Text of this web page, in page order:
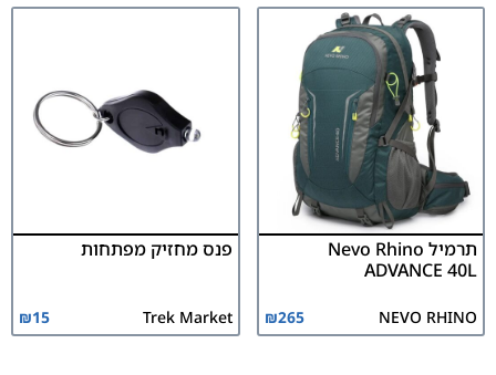
תרמיל Nevo Rhino
ADVANCE 40L
NEVO RHINO
₪265
פנס מחזיק מפתחות
Trek Market
₪15